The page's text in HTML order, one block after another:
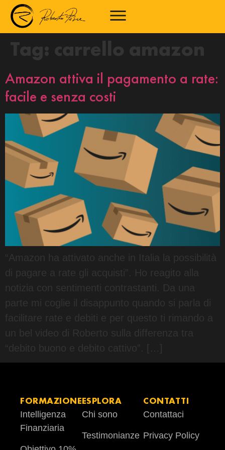
Tag: carrello amazon
Amazon attiva il pagamento a rate:
facile e senza costi
“Amazon ha attivato anche in Italia la possibilità
di pagare a rate gli acquisti”. Ho reagito alla
notizia con sentimenti contrastanti. Da una
parte mi coglie il disappunto quando si parla di
facilitare rate e debiti e per questo ti rimando a
un bel video di Roberto sulla differenza tra
“debito buono e debito cattivo”. […]
FORMAZIONE
Intelligenza
Finanziaria
ESPLORA
Chi sono
Testimonianze
CONTATTI
Contattaci
Privacy Policy